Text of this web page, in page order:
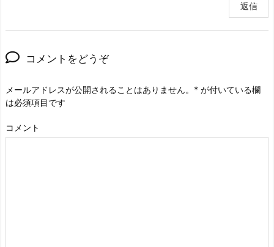
返信
コメントをどうぞ
メールアドレスが公開されることはありません。 * が付いている欄
は必須項目です
コメント